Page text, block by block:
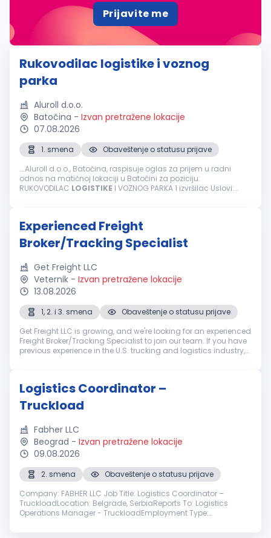
Prijavite me
Rukovodilac logistike i voznog
parka
Aluroll d.o.o.
Batočina - Izvan pretražene lokacije
07.08.2026
1. smena
Obaveštenje o statusu prijave
...Aluroll d.o.o., Batočina, raspisuje oglas za prijem u radni
odnos na matičnoj lokaciji u Batočini za poziciju:
RUKOVODILAC LOGISTIKE I VOZNOG PARKA 1 izvršilac Uslovi:
Experienced Freight
Broker/Tracking Specialist
Get Freight LLC
Veternik - Izvan pretražene lokacije
13.08.2026
1, 2. i 3. smena
Obaveštenje o statusu prijave
Get Freight LLC is growing, and we're looking for an experienced
Freight Broker/Tracking Specialist to join our team. If you have
previous experience in the U.S. trucking and logistics industry,
Logistics Coordinator –
Truckload
Fabher LLC
Beograd - Izvan pretražene lokacije
09.08.2026
2. smena
Obaveštenje o statusu prijave
Company: FABHER LLC Job Title: Logistics Coordinator –
TruckloadLocation: Belgrade, SerbiaReports To: Logistics
Operations Manager - TruckloadEmployment Type:
CST or 2 p.m. to 11 p.m. CET (...